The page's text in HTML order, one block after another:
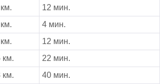
12 мин.
4 мин.
12 мин.
км.
22 мин.
км. 40 мин.